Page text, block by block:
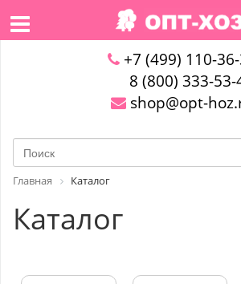
+7 (499) 110-
8 (800) 333-53-
shop@opt-
Главная Каталог
Каталог